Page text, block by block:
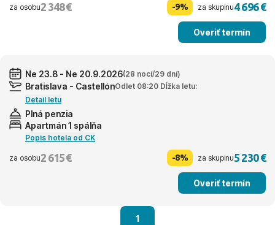
za osobu2 348 € -9% za skupinu4 696 €
Overiť termín
Ne 23.8 - Ne 20.9.2026(28 nocí/29 dní)
Bratislava - CastellónOdlet 08:20 Dĺžka letu:
Detail letu
Plná penzia
Apartmán 1 spálňa
Popis hotela od CK
za osobu2 615 € -8% za skupinu5 230 €
Overiť termín
1